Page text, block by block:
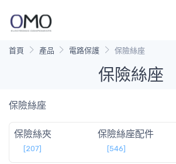
首頁 產品 電路保護 保險絲座
保險絲座
保險絲座
保險絲夾
[207]
保險絲座配件
[546]